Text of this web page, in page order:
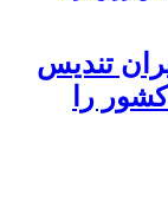
تندیس
را